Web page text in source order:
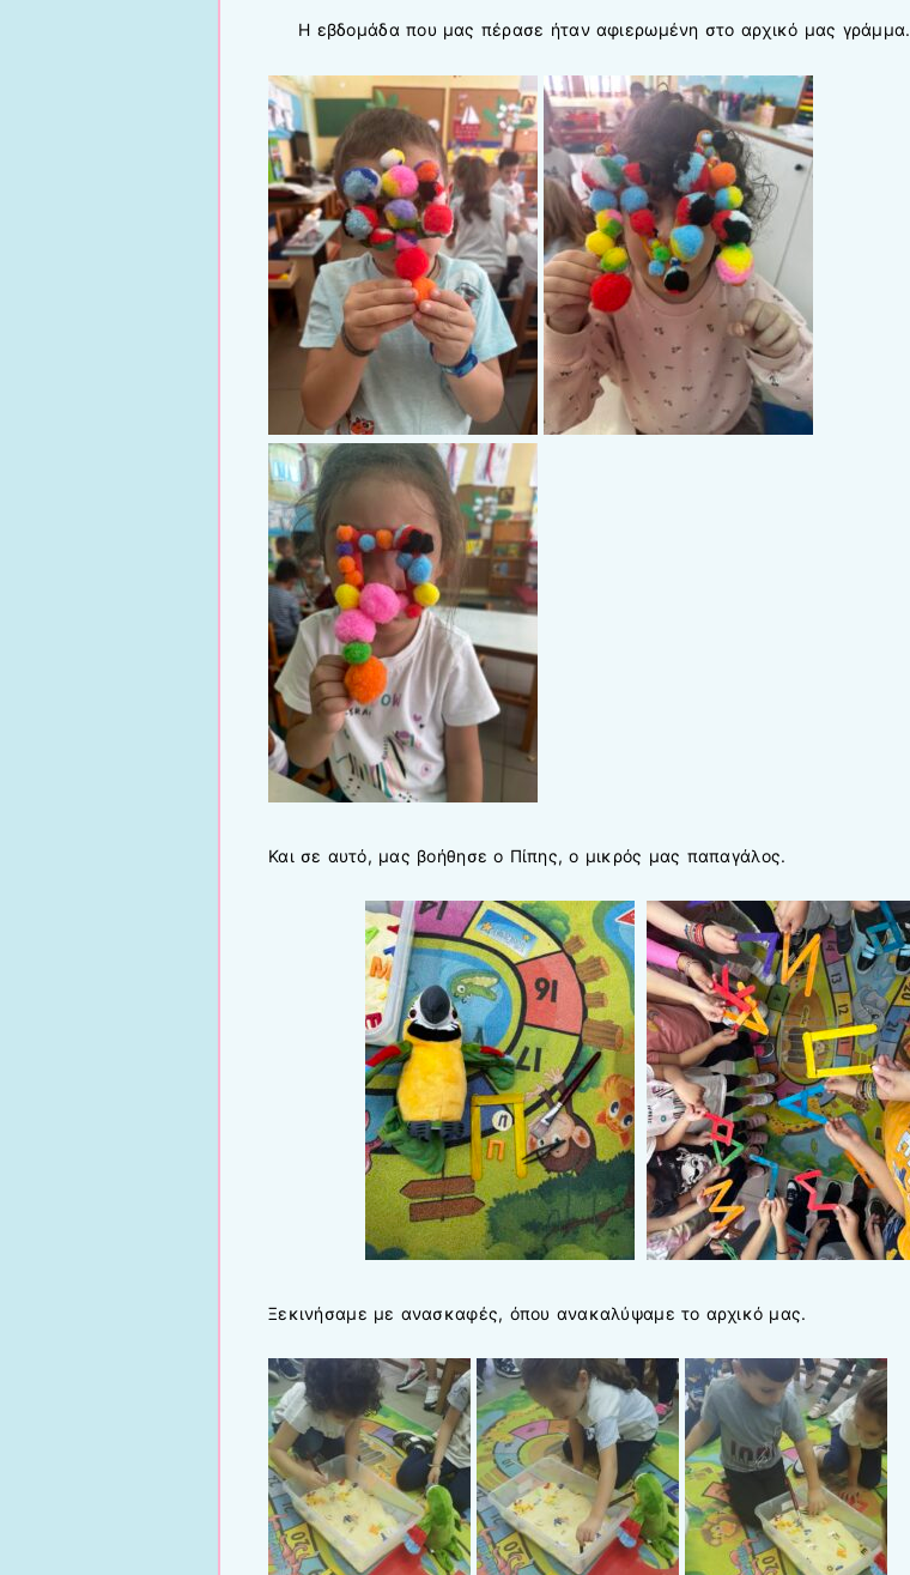
Η εβδομάδα που μας πέρασε ήταν αφιερωμένη στο αρχικό μας γράμμα.
Και σε αυτό, μας βοήθησε ο Πίπης, ο μικρός μας παπαγάλος.
Ξεκινήσαμε με ανασκαφές, όπου ανακαλύψαμε το αρχικό μας.